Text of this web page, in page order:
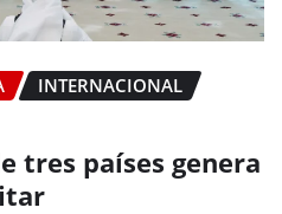
INTERNACIONAL
tres países genera